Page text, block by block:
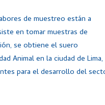
de muestreo están a
en tomar muestras de
se obtiene el suero
Animal en la ciudad de Lima,
para el desarrollo del